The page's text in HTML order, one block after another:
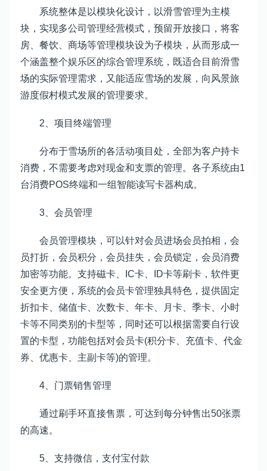
系统整体是以模块化设计，以滑雪管理为主模
块，实现多公司管理经营模式，预留开放接口，将客
房、餐饮、商场等管理模块设为子模块，从而形成一
个涵盖整个娱乐区的综合管理系统，既适合目前滑雪
场的实际管理需求，又能适应雪场的发展，向风景旅
游度假村模式发展的管理要求。
2、项目终端管理
分布于雪场所的各活动项目处，全部为客户持卡
消费，不需要考虑对现金和支票的管理。各子系统由1
台消费POS终端和一组智能读写卡器构成。
3、会员管理
会员管理模块，可以针对会员进场会员拍相，会
员打折，会员积分，会员挂失，会员锁定，会员消费
加密等功能。支持磁卡、IC卡、ID卡等刷卡，软件更
安全更方便，系统的会员卡管理独具特色，提供固定
折扣卡、储值卡、次数卡、年卡、月卡、季卡、小时
卡等不同类别的卡型等，同时还可以根据需要自行设
置的卡型，功能包括对会员卡(积分卡、充值卡、代金
券、优惠卡、主副卡等)的管理。
4、门票销售管理
通过刷手环直接售票，可达到每分钟售出50张票
的高速。
5、支持微信，支付宝付款